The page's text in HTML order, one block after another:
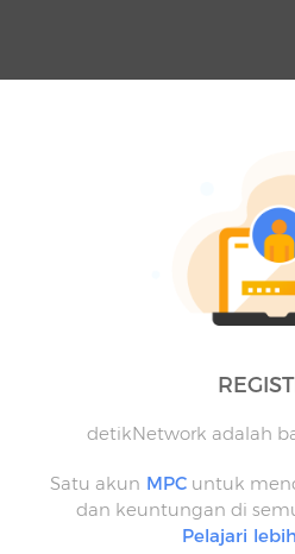
detikNetwork adalah
Satu akun MPCuntuk
dan keuntungan di
Pelajari